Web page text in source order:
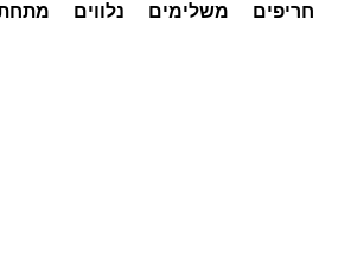
חריפים משלימים נלווים